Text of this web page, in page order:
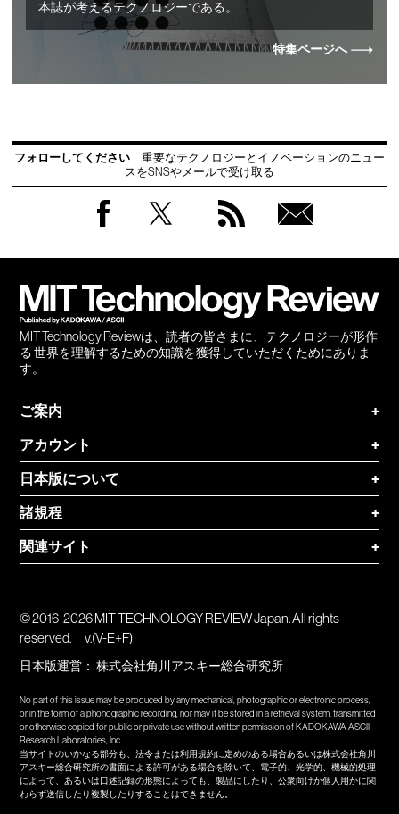
本誌が考えるテクノロジーである。
特集ページへ
フォローしてください
重要なテクノロジーとイノベーションのニュー
スをSNSやメールで受け取る
MIT Technology Reviewは、読者の皆さまに、テクノロジーが形作
る 世界を理解するための知識を獲得していただくためにありま
す。
ご案内
+
アカウント
+
日本版について
+
諸規程
+
関連サイト
+
© 2016-2026 MIT TECHNOLOGY REVIEW Japan. All rights
reserved.
v.(V-E+F)
日本版運営：株式会社角川アスキー総合研究所
No part of this issue may be produced by any mechanical, photographic or electronic process,
or in the form of a phonographic recording, nor may it be stored in a retrieval system, transmitted
or otherwise copied for public or private use without written permission of KADOKAWA ASCII
Research Laboratories, Inc.
当サイトのいかなる部分も、法令または利用規約に定めのある場合あるいは株式会社角川
アスキー総合研究所の書面による許可がある場合を除いて、電子的、光学的、機械的処理
によって、あるいは口述記録の形態によっても、製品にしたり、公衆向けか個人用かに関
わらず送信したり複製したりすることはできません。